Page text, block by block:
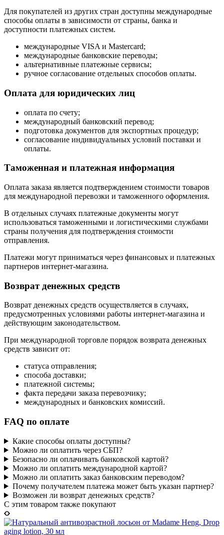
Для покупателей из других стран доступны международные
способы оплаты в зависимости от страны, банка и
доступности платежных систем.
международные VISA и Mastercard;
международные банковские переводы;
альтернативные платежные сервисы;
ручное согласование отдельных способов оплаты.
Оплата для юридических лиц
оплата по счету;
международный банковский перевод;
подготовка документов для экспортных процедур;
согласование индивидуальных условий поставки и
оплаты.
Таможенная и платежная информация
Оплата заказа является подтверждением стоимости товаров
для международной перевозки и таможенного оформления.
В отдельных случаях платежные документы могут
использоваться таможенными и логистическими службами
страны получения для подтверждения стоимости
отправления.
Платежи могут приниматься через финансовых и платежных
партнеров интернет-магазина.
Возврат денежных средств
Возврат денежных средств осуществляется в случаях,
предусмотренных условиями работы интернет-магазина и
действующим законодательством.
При международной торговле порядок возврата денежных
средств зависит от:
статуса отправления;
способа доставки;
платежной системы;
факта передачи заказа перевозчику;
международных и банковских комиссий.
FAQ по оплате
Какие способы оплаты доступны?
Можно ли оплатить через СБП?
Безопасно ли оплачивать банковской картой?
Можно ли оплатить международной картой?
Можно ли оплатить заказ банковским переводом?
Почему получателем платежа может быть указан партнер?
Возможен ли возврат денежных средств?
C этим товаром также покупают